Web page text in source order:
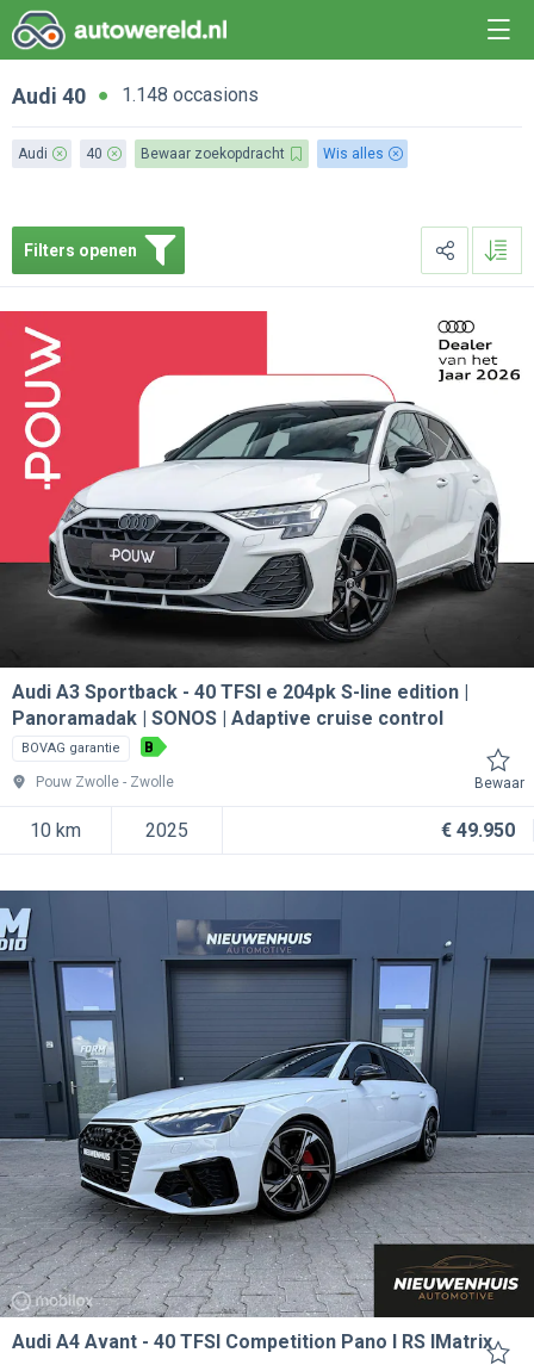
Audi 40 1.148 occasions
Audi 40 Bewaar zoekopdracht Wis alles
Filters openen
Audi A3 Sportback
40 TFSI e 204pk S-line edition |
Panoramadak | SONOS | Adaptive cruise control
BOVAG garantie B
Pouw Zwolle Zwolle Bewaar
10 km 2025 € 49.950
Audi A4 Avant 40 TFSI Competition Pano l RS lMatrix